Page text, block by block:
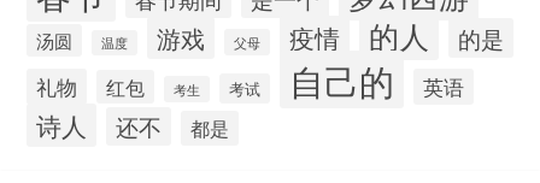
汤圆 温度 游戏 父母 疫情 的人 的是
礼物 红包 考生 考试 自己的 英语
诗人 还不 都是